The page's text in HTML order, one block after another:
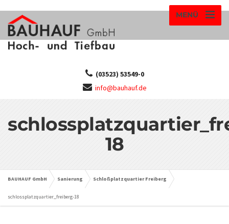
MENÜ
(03523) 53549-0
info@bauhauf.de
18
BAUHAUF GmbH Sanierung Schloßplatzquartier Freiberg
schlossplatzquartier_freiberg-18